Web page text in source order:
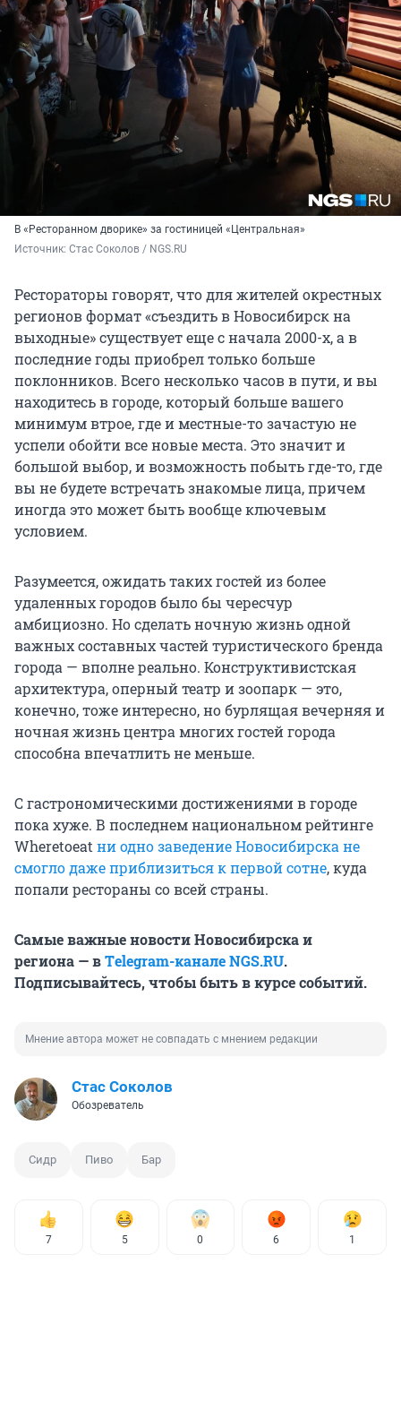
В «Ресторанном дворике» за гостиницей «Центральная»
Источник: Стас Соколов / NGS.RU
Рестораторы говорят, что для жителей окрестных
регионов формат «съездить в Новосибирск на
выходные» существует еще с начала 2000-х, а в
последние годы приобрел только больше
поклонников. Всего несколько часов в пути, и вы
находитесь в городе, который больше вашего
минимум втрое, где и местные-то зачастую не
успели обойти все новые места. Это значит и
большой выбор, и возможность побыть где-то, где
вы не будете встречать знакомые лица, причем
иногда это может быть вообще ключевым
условием.
Разумеется, ожидать таких гостей из более
удаленных городов было бы чересчур
амбициозно. Но сделать ночную жизнь одной
важных составных частей туристического бренда
города — вполне реально. Конструктивистская
архитектура, оперный театр и зоопарк — это,
конечно, тоже интересно, но бурлящая вечерняя и
ночная жизнь центра многих гостей города
способна впечатлить не меньше.
С гастрономическими достижениями в городе
пока хуже. В последнем национальном рейтинге
Wheretoeat ни одно заведение Новосибирска не
смогло даже приблизиться к первой сотне, куда
попали рестораны со всей страны.
Самые важные новости Новосибирска и
региона — вТelegram-канале NGS.RU.
Подписывайтесь, чтобы быть в курсе событий.
Мнение автора может не совпадать с мнением редакции
Стас Соколов
Обозреватель
Сидр Пиво Бар
7 5 0 6 1